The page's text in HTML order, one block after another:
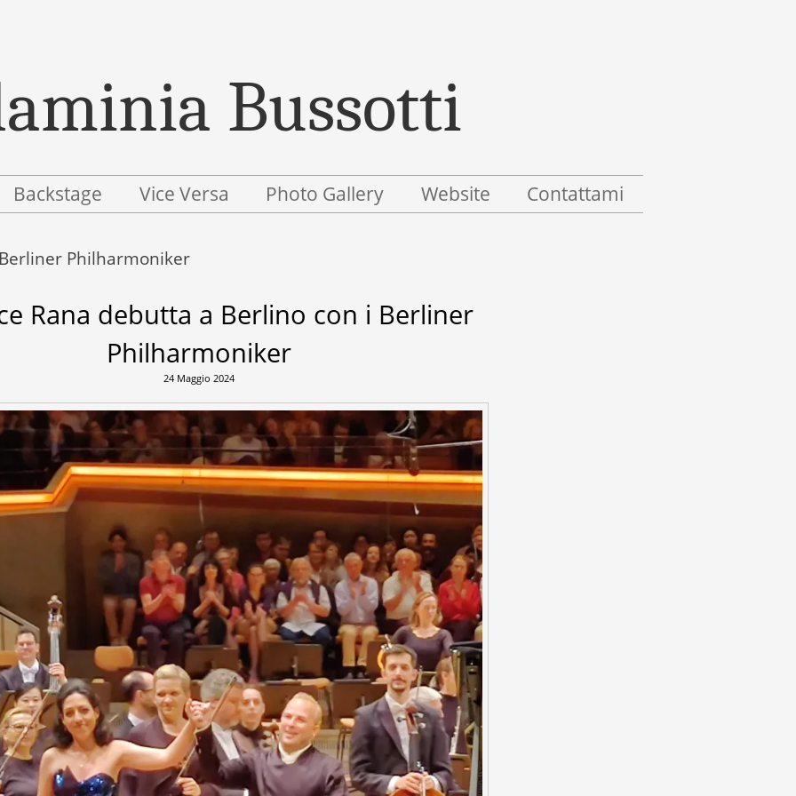
Backstage Vice Versa Photo Gallery Website Contattami
Berliner Philharmoniker
Rana debutta a Berlino con i Berliner
Philharmoniker
24 Maggio 2024